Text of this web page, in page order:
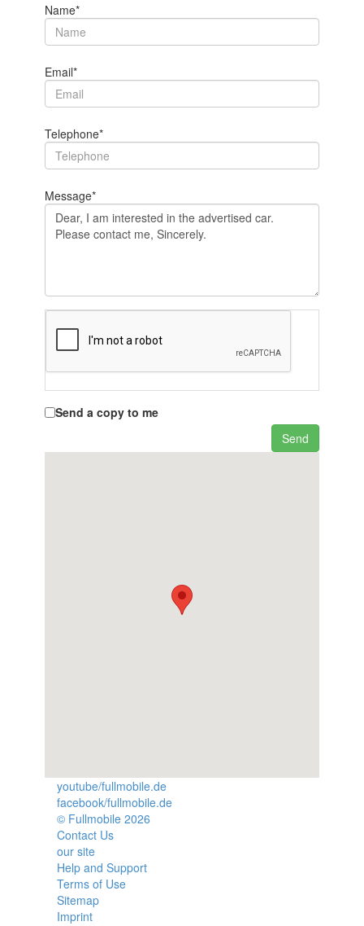
Name*
Email*
Telephone*
Message*
Send a copy to me
Send
youtube/fullmobile.de
facebook/fullmobile.de
© Fullmobile 2026
Contact Us
our site
Help and Support
Terms of Use
Sitemap
Imprint